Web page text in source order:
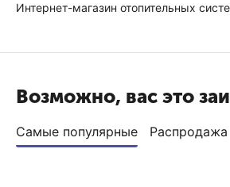
Интернет-магазин отопительных
Возможно, вас это
Самые популярные Распродажа